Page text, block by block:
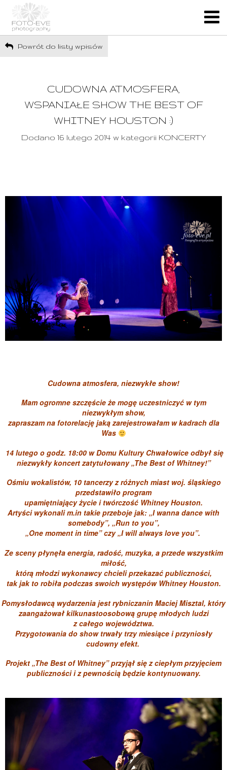
Powrót do listy wpisów
CUDOWNA ATMOSFERA,
WSPANIAŁE SHOW THE BEST OF
WHITNEY HOUSTON :)
Dodano 16 lutego 2014 w kategorii KONCERTY
Cudowna atmosfera, niezwykłe show!
Mam ogromne szczęście że mogę uczestniczyć w tym
niezwykłym show,
zapraszam na fotorelację jaką zarejestrowałam w kadrach dla
Was
14 lutego o godz. 18:00 w Domu Kultury Chwałowice odbył się
niezwykły koncert zatytułowany „The Best of Whitney!”
Ośmiu wokalistów, 10 tancerzy z różnych miast woj. śląskiego
przedstawiło program
upamiętniający życie i twórczość Whitney Houston.
Artyści wykonali m.in takie przeboje jak: „I wanna dance with
somebody”, „Run to you”,
„One moment in time” czy „I will always love you”.
Ze sceny płynęła energia, radość, muzyka, a przede wszystkim
miłość,
którą młodzi wykonawcy chcieli przekazać publiczności,
tak jak to robiła podczas swoich występów Whitney Houston.
Pomysłodawcą wydarzenia jest rybniczanin Maciej Misztal, który
zaangażował kilkunastoosobową grupę młodych ludzi
z całego województwa.
Przygotowania do show trwały trzy miesiące i przyniosły
cudowny efekt.
Projekt „The Best of Whitney” przyjął się z ciepłym przyjęciem
publiczności i z pewnością będzie kontynuowany.